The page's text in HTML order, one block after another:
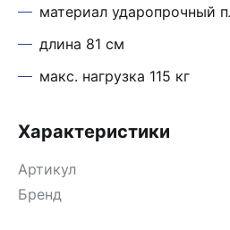
материал ударопрочный
длина 81 см
макс. нагрузка 115 кг
Характеристики
Артикул
Бренд